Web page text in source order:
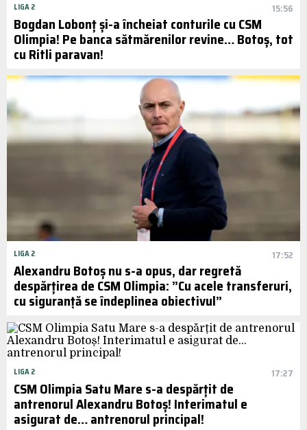
LIGA 2 15:56
Bogdan Lobonț și-a încheiat conturile cu CSM
Olimpia! Pe banca sătmărenilor revine… Botoș, tot
cu Ritli paravan!
LIGA 2 17:52
Alexandru Botoș nu s-a opus, dar regretă
despărțirea de CSM Olimpia: ”Cu acele transferuri,
cu siguranță se îndeplinea obiectivul”
LIGA 2 17:27
CSM Olimpia Satu Mare s-a despărțit de
antrenorul Alexandru Botoș! Interimatul e
asigurat de… antrenorul principal!